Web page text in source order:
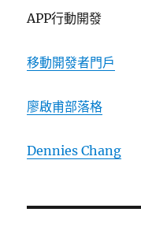
APP行動開發
移動開發者門戶
廖啟甫部落格
Dennies Chang